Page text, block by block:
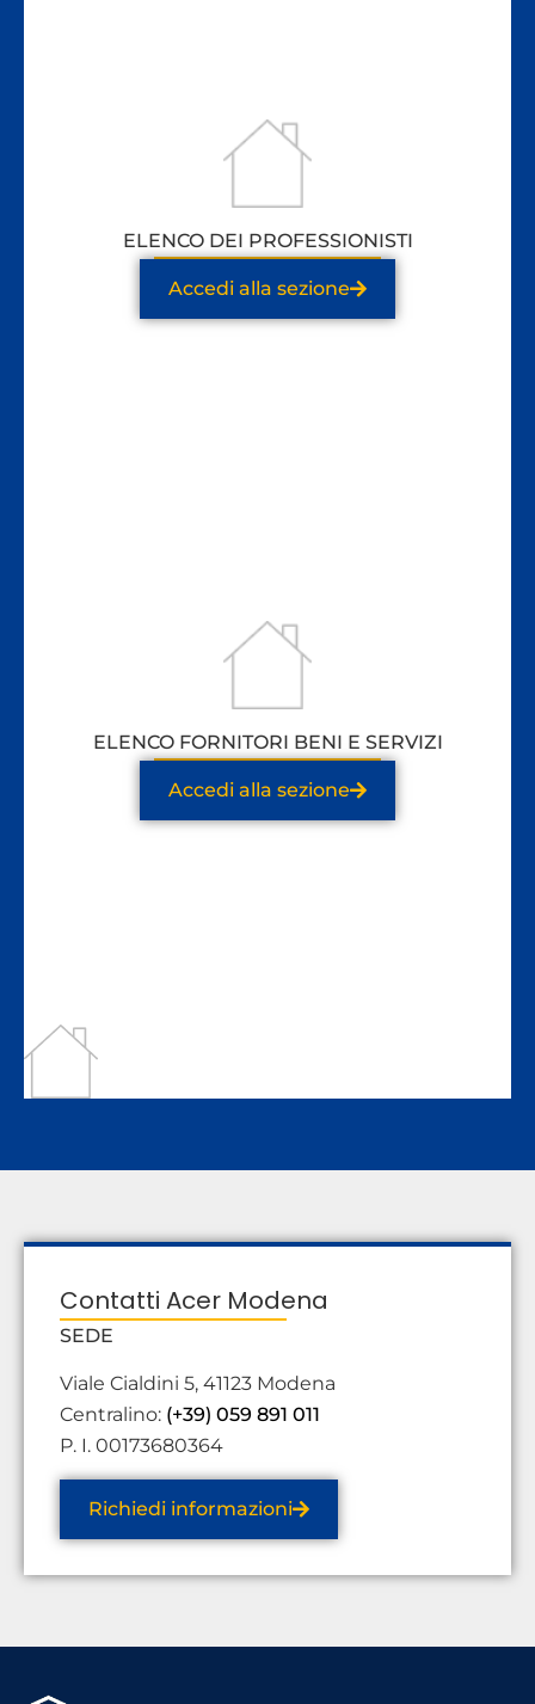
ELENCO DEI PROFESSIONISTI
Accedi alla sezione
ELENCO FORNITORI BENI E SERVIZI
Accedi alla sezione
Contatti Acer Modena
SEDE
Viale Cialdini 5, 41123 Modena
Centralino: (+39) 059 891 011
P. I. 00173680364
Richiedi informazioni